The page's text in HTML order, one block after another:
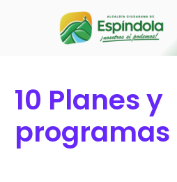
10 Planes y
programas